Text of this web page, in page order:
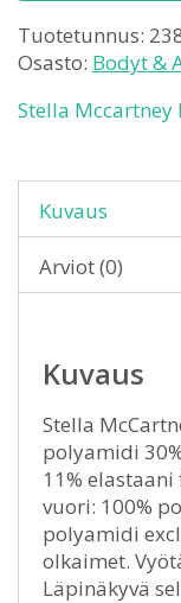
Tuotetunnus:
Osasto: Bodyt &
Stella Mccartney
Kuvaus
Arviot (0)
Kuvaus
Stella
polyamidi
11%
vuori: 100%
polyamidi
olkaimet.
Läpinäkyvä